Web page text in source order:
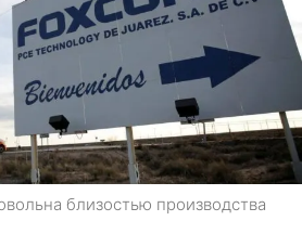
близостью производства